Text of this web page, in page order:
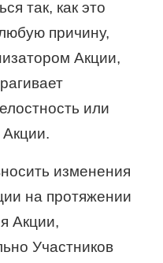
так, как это
причину,
Акции,
или
изменения
на протяжении
Акции,
Участников